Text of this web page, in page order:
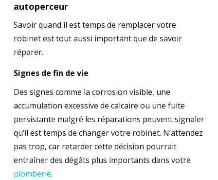
autoperceur
Savoir quand il est temps de remplacer votre
robinet est tout aussi important que de savoir
réparer.
Signes de fin de vie
Des signes comme la corrosion visible, une
accumulation excessive de calcaire ou une fuite
persistante malgré les réparations peuvent signaler
qu’il est temps de changer votre robinet. N’attendez
pas trop, car retarder cette décision pourrait
entraîner des dégâts plus importants dans votre
plomberie.